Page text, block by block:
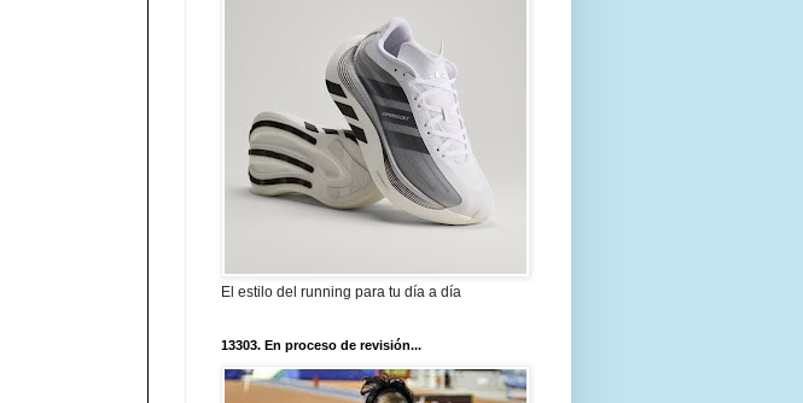
El estilo del running para tu día a día
13303. En proceso de revisión...